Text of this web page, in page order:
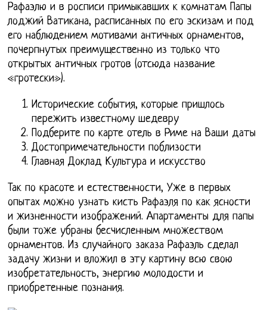
Рафаэлю и в росписи примыкавших к комнатам Папы
лоджий Ватикана, расписанных по его эскизам и под
его наблюдением мотивами античных орнаментов,
почерпнутых преимущественно из только что
открытых античных гротов (отсюда название
«гротески»).
Исторические события, которые пришлось
пережить известному шедевру
Подберите по карте отель в Риме на Ваши даты
Достопримечательности поблизости
Главная Доклад Культура и искусство
Так по красоте и естественности, Уже в первых
опытах можно узнать кисть Рафаэля по как ясности
и жизненности изображений. Апартаменты для папы
были тоже убраны бесчисленным множеством
орнаментов. Из случайного заказа Рафаэль сделал
задачу жизни и вложил в эту картину всю свою
изобретательность, энергию молодости и
приобретенные познания.